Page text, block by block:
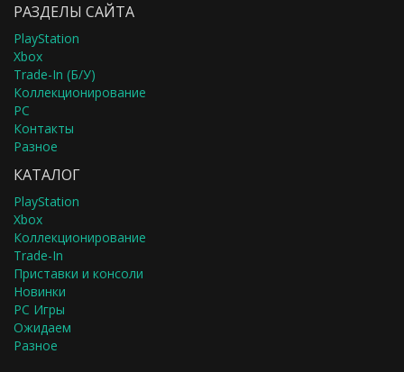
РАЗДЕЛЫ САЙТА
PlayStation
Xbox
Trade-In (Б/У)
Коллекционирование
PC
Контакты
Разное
КАТАЛОГ
PlayStation
Xbox
Коллекционирование
Trade-In
Приставки и консоли
Новинки
PC Игры
Ожидаем
Разное